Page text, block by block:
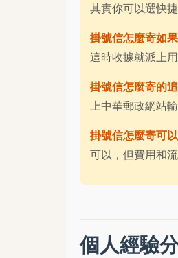
其實你可以選快
掛號信怎麼寄如
這時收據就派上
掛號信怎麼寄的
上中華郵政網站
掛號信怎麼寄可
可以，但費用和
個人經驗